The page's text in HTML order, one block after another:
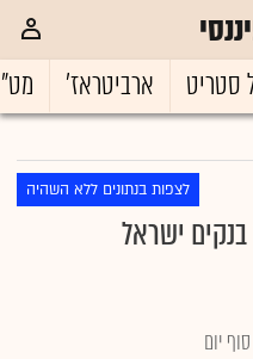
סטריט ארביטראז'
לצפות בנתונים ללא השהיה
ישראל
סוף יום